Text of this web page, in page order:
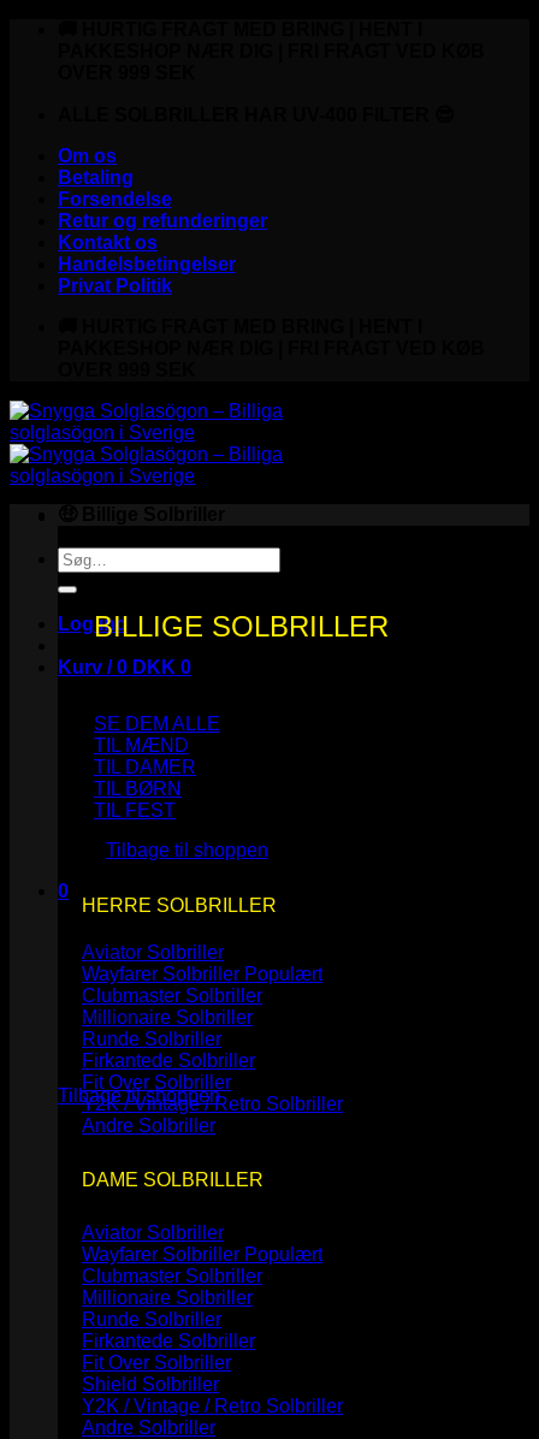
Om os
Betaling
Forsendelse
Retur og refunderinger
Kontakt os
Handelsbetingelser
Privat Politik
Søg
efter:
Log ind
Kurv /0 DKK 0
Ingen varer i kurven.
Tilbage til shoppen
0
Kurv
Ingen varer i kurven.
Tilbage til shoppen
BILLIGE SOLBRILLER
SE DEM ALLE
TIL MÆND
TIL DAMER
TIL BØRN
TIL FEST
HERRE SOLBRILLER
Aviator Solbriller
Wayfarer Solbriller
Clubmaster Solbriller
Millionaire Solbriller
Runde Solbriller
Firkantede Solbriller
Fit Over Solbriller
Y2K / Vintage / Retro Solbriller
Andre Solbriller
DAME SOLBRILLER
Aviator Solbriller
Wayfarer Solbriller
Clubmaster Solbriller
Millionaire Solbriller
Runde Solbriller
Firkantede Solbriller
Fit Over Solbriller
Shield Solbriller
Y2K / Vintage / Retro Solbriller
Andre Solbriller